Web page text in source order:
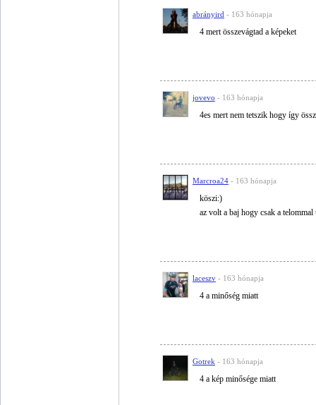
abrányird - 163 hónapja
4 mert összevágtad a képeket
jovevo - 163 hónapja
4es mert nem tetszik hogy így
Marcroa24 - 163 hónapja
köszi:)
az volt a baj hogy csak a
laceszv - 163 hónapja
4 a minőség miatt
Gotrek - 163 hónapja
4 a kép minősége miatt